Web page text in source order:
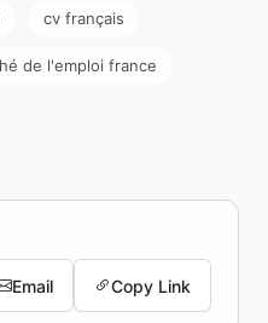
cv français
de l'emploi france
Email Copy Link